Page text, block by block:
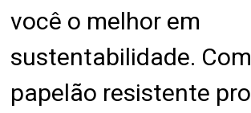
você o melhor em
sustentabilidade.
papelão resistente